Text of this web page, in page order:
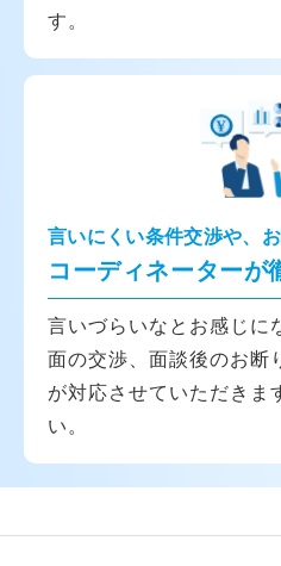
す。
言いにくい条件交渉や、
コーディネーターが
言いづらいなとお感じに
面の交渉、面談後のお断
が対応させていただきま
い。